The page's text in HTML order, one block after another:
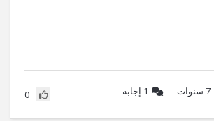
7 سنوات 1 إجابة 0